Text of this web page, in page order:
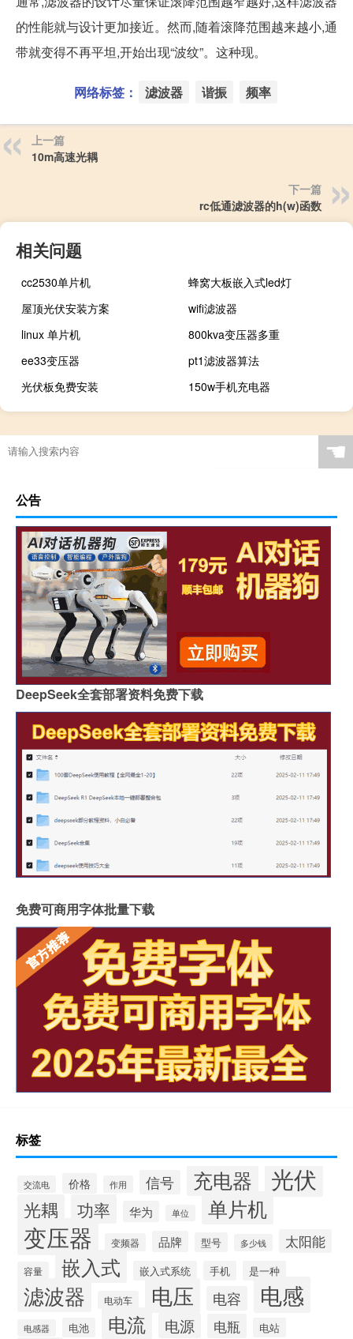
的性能就与设计更加接近。然而,随着滚降范围越来越小,通
带就变得不再平坦,开始出现“波纹”。这种现。
网络标签： 滤波器 谐振 频率
上一篇
10m高速光耦
下一篇
rc低通滤波器的h(w)函数
相关问题
cc2530单片机
蜂窝大板嵌入式led灯
屋顶光伏安装方案
wifi滤波器
linux 单片机
800kva变压器多重
ee33变压器
pt1滤波器算法
光伏板免费安装
150w手机充电器
☚
公告
DeepSeek全套部署资料免费下载
免费可商用字体批量下载
标签
交流电 价格 作用 信号 充电器 光伏
光耦 功率 华为 单位 单片机
变压器 变频器 品牌 型号 多少钱 太阳能
容量 嵌入式 嵌入式系统 手机 是一种
滤波器 电动车 电压 电容 电感
电感器 电池 电流 电源 电瓶 电站